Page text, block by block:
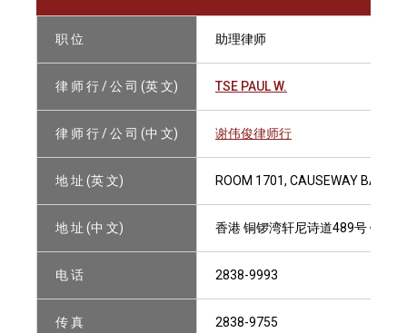
职 位 助理律师
律 师 行 / 公 司 (英 文) TSE PAUL W.
律 师 行 / 公 司 (中 文) 谢伟俊律师行
地 址 (英 文) ROOM 1701, CAUSEWAY BAY
地 址 (中 文) 香港 铜锣湾轩尼诗道489号 铜锣
电 话 2838-9993
传 真 2838-9755